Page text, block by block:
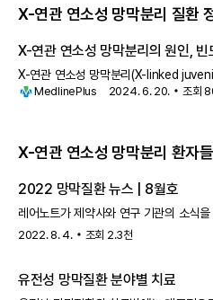
X-연관 연소성 망막분리 질환
X-연관 연소성 망막분리의 원인, 빈
X-연관 연소성 망막분리(X-linked
시작되며 거의 남성에게만 발생하는 시력
MedlinePlus 2024. 6. 20. 조회
X-연관 연소성 망막분리 환자
2022 망막질환 뉴스 | 8월호
레어노트가 제약사와 연구 기관의 소식을
번째 시간이에요. 이번에는 미국 엔도제
2022. 8. 4. 조회 2.3천
유전성 망막질환 분야별 치료